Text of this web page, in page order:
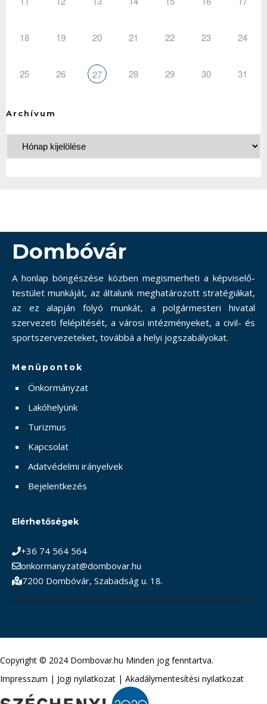
18 19 20 21 22 23 24
25 26 27 28 29 30 31
Archívum
Dombóvár
A honlap böngészése közben megismerheti a képviselő-
testület munkáját, az általunk meghatározott stratégiákat,
az ez alapján folyó munkát, a polgármesteri hivatal
szervezeti felépítését, a városi intézményeket, a civil- és
sportszervezeteket, továbbá a helyi jogszabályokat.
Menüpontok
Önkormányzat
Lakóhelyünk
Turizmus
Kapcsolat
Adatvédelmi irányelvek
Bejelentkezés
Elérhetőségek
+36 74 564 564
onkormanyzat@dombovar.hu
7200 Dombóvár, Szabadság u. 18.
Copyright © 2024 Dombovar.hu Minden jog fenntartva.
Impresszum | Jogi nyilatkozat | Akadálymentesítési nyilatkozat